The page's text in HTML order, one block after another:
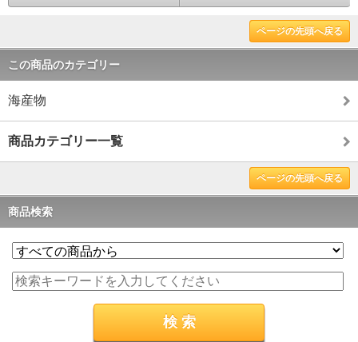
ページの先頭へ戻る
この商品のカテゴリー
海産物
商品カテゴリー一覧
ページの先頭へ戻る
商品検索